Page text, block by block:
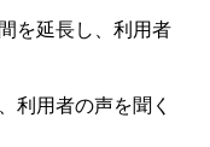
延長し、利用者
用者の声を聞く